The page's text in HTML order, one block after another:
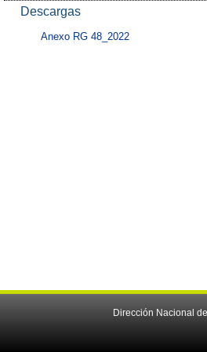
Descargas
Anexo RG 48_2022
Dirección Nacional